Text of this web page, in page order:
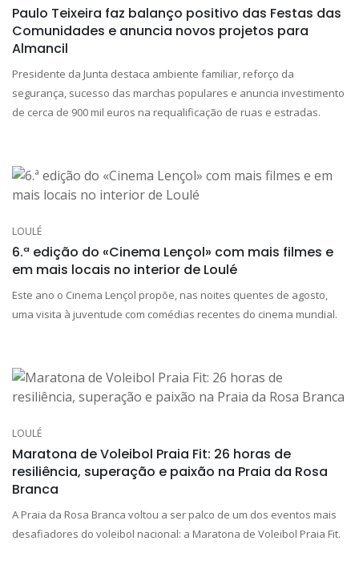
Paulo Teixeira faz balanço positivo das Festas das
Comunidades e anuncia novos projetos para
Almancil
Presidente da Junta destaca ambiente familiar, reforço da
segurança, sucesso das marchas populares e anuncia investimento
de cerca de 900 mil euros na requalificação de ruas e estradas.
LOULÉ
6.ª edição do «Cinema Lençol» com mais filmes e
em mais locais no interior de Loulé
Este ano o Cinema Lençol propõe, nas noites quentes de agosto,
uma visita à juventude com comédias recentes do cinema mundial.
LOULÉ
Maratona de Voleibol Praia Fit: 26 horas de
resiliência, superação e paixão na Praia da Rosa
Branca
A Praia da Rosa Branca voltou a ser palco de um dos eventos mais
desafiadores do voleibol nacional: a Maratona de Voleibol Praia Fit.